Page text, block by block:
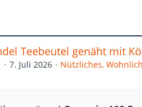
Teebeutel genäht mit
7. Juli 2026 Nützliches,